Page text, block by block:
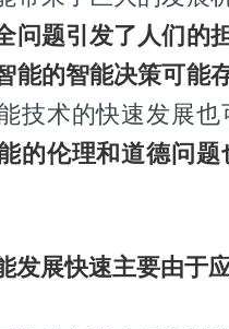
问题引发了人们的
能的智能决策可能
技术的快速发展
的伦理和道德问题
展快速主要由于